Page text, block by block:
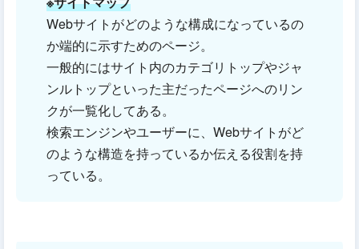
Webサイトがどのような構成になっているの
か端的に示すためのページ。
一般的にはサイト内のカテゴリトップやジャ
ンルトップといった主だったページへのリン
クが一覧化してある。
検索エンジンやユーザーに、Webサイトがど
のような構造を持っているか伝える役割を持
っている。